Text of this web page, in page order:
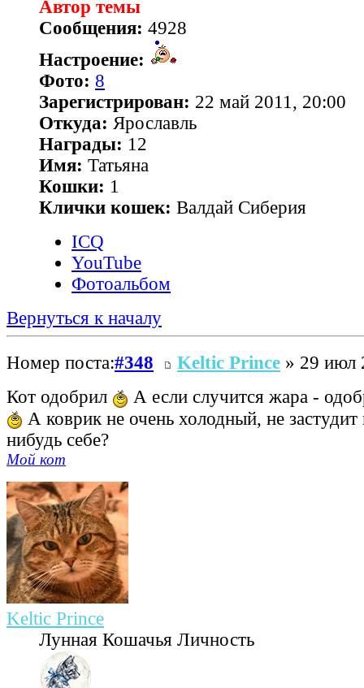
Автор темы
Сообщения: 4928
Настроение:
Фото: 8
Зарегистрирован: 22 май 2011, 20:00
Откуда: Ярославль
Награды: 12
Имя: Татьяна
Кошки: 1
Клички кошек: Валдай Сиберия
ICQ
YouTube
Фотоальбом
Вернуться к началу
Номер поста:#348 Keltic Prince » 29 июл
Кот одобрил
А если случится жара -
А коврик не очень холодный, не застудит
нибудь себе?
Мой кот
Keltic Prince
Лунная Кошачья Личность